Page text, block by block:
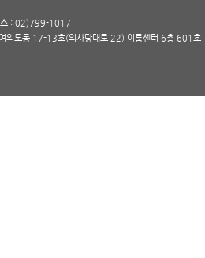
: 02)799-1017
의도동 17-13호(의사당대로 22) 이룸센터 6층 601호